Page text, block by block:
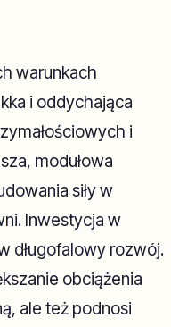
warunkach
i oddychająca
i
modułowa
siły w
Inwestycja w
długofalowy rozwój.
obciążenia
ale też podnosi